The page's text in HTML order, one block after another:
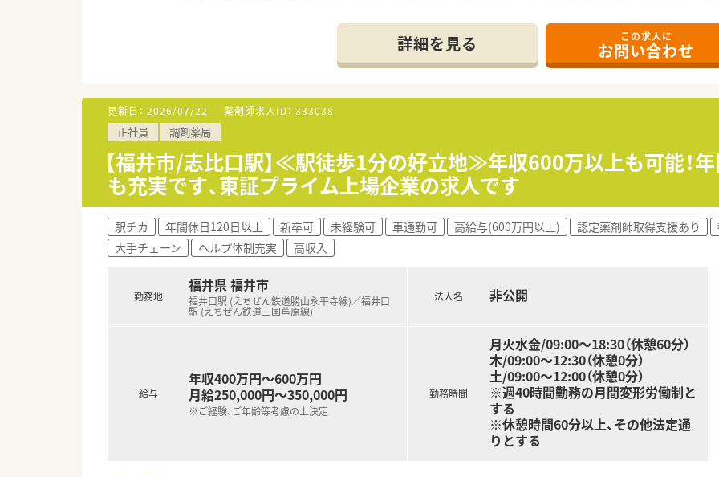
■創立25年を迎え全国に700店舗以上を展開しており、大手チェーンならではの安定した経営
■コンビニや駅とのコラボ店舗など多角的な事業展開を行い、次世代を見据えた新しい薬局の
■95パーセントがマンツーマン出店のため、処方元医師との関係性が非常に深く、密な連携に
【求人情報について】
■年収は450万円から550万円程度を想定しており、これまでのご経験や年齢などを十分に考慮
■住宅手当や赴任手当などの各種手当が非常に充実しており、生活面における経済的なサポー
■昇給は年1回、賞与は年2回の支給があり、個人の頑張りや評価がしっかりと給与に反映され
【想定されるキャリアイメージ】
■充実した階層別研修や専門薬剤師育成コースがあり、個々のスキルレベルに応じたキャリア
■薬局長や管理薬剤師への昇進はもちろん、将来的に教育担当や人事などの本部職へ挑戦でき
■認定薬剤師の取得支援制度が整っており、会社負担で資格を取得しながら専門性を高めてい
詳細を見る この求人に
お問い合わせ
更新日： 2026/07/22 薬剤師求人ID： 333038
正社員 調剤薬局
【福井市/志比口駅】≪駅徒歩1分の好立地≫年収600万以上も可能！
も充実です、東証プライム上場企業の求人です
駅チカ 年間休日120日以上 新卒可 未経験可 車通勤可 高給与(600万円以上) 認定薬剤師取得支援あり
大手チェーン
ヘルプ体制充実 高収入
勤務地
福井県 福井市
福井口駅 (えちぜん鉄道勝山永平寺線)／福井口
駅 (えちぜん鉄道三国芦原線)
給与
年収400万円～600万円
月給250,000円～350,000円
※ご経験、ご年齢等考慮の上決定
法人名 非公開
勤務時間
月火水金/09:00～18:30（休憩60分）
木/09:00～12:30（休憩0分）
土/09:00～12:00（休憩0分）
※週40時間勤務の月間変形労働制と
する
※休憩時間60分以上、その他法定通
りとする